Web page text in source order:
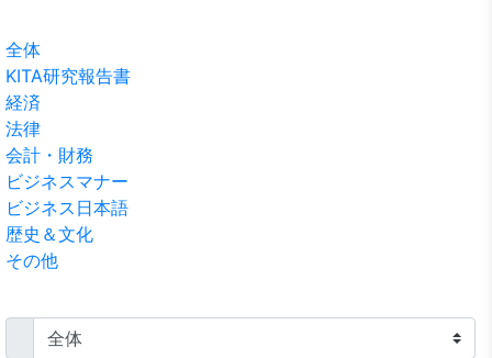
全体
KITA研究報告書
経済
法律
会計・財務
ビジネスマナー
ビジネス日本語
歴史＆文化
その他